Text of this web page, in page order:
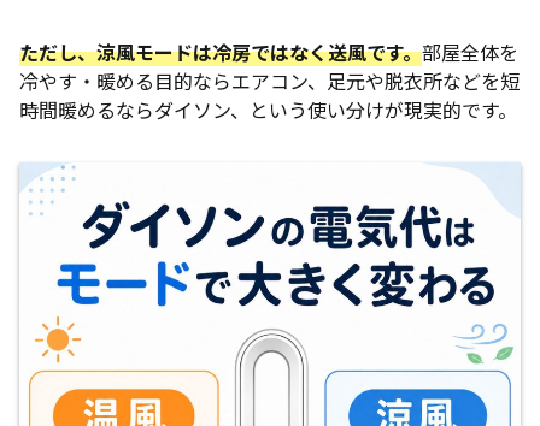
ただし、涼風モードは冷房ではなく送風です。部屋全体を
冷やす・暖める目的ならエアコン、足元や脱衣所などを短
時間暖めるならダイソン、という使い分けが現実的です。